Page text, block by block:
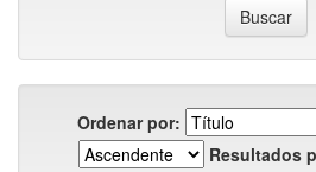
Ordenar por:
Resultados